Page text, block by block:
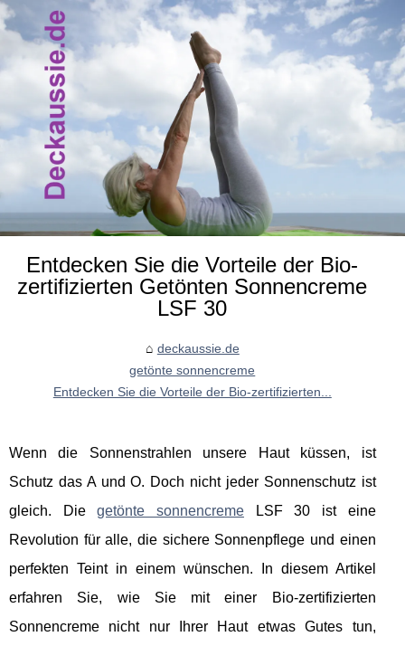
Entdecken Sie die Vorteile der Bio-
zertifizierten Getönten Sonnencreme
LSF 30
deckaussie.de
getönte sonnencreme
Entdecken Sie die Vorteile der Bio-zertifizierten...
Wenn die Sonnenstrahlen unsere Haut küssen, ist
Schutz das A und O. Doch nicht jeder Sonnenschutz ist
gleich. Diegetönte sonnencremeLSF 30 ist eine
Revolution für alle, die sichere Sonnenpflege und einen
perfekten Teint in einem wünschen. In diesem Artikel
erfahren Sie, wie Sie mit einer Bio-zertifizierten
Sonnencreme nicht nur Ihrer Haut etwas Gutes tun,